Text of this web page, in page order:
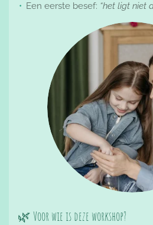
Een eerste besef: “het ligt niet
🌿 Voor wie is deze workshop?